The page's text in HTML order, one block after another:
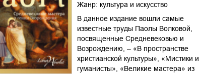
Жанр: культура и искусство
В данное издание вошли самые
известные труды Паолы Волковой,
посвященные Средневековью и
Возрождению, – «В пространстве
христианской культуры», «Мистики и
гуманисты», «Великие мастера» из